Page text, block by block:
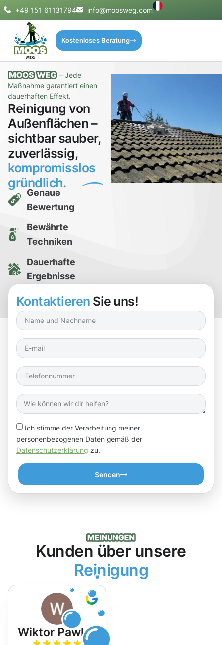
+49 151 61131794 info@moosweg.com
Kostenloses Beratung
– Jede
Maßnahme garantiert einen
dauerhaften Effekt.
Reinigung von
Außenflächen –
sichtbar sauber,
zuverlässig,
kompromisslos
gründlich.
Genaue
Bewertung
Bewährte
Techniken
Dauerhafte
Ergebnisse
Kostenlose
Reinigungsprobe
Kontaktieren Sie uns!
Ich stimme der Verarbeitung meiner
personenbezogenen Daten gemäß der
Datenschutzerklärung zu.
Senden
Kunden über unsere
Reinigung
Wiktor Pawlak